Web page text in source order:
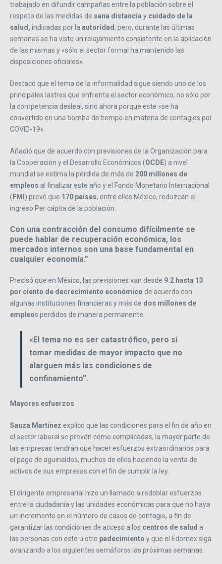
trabajado en difundir campañas entre la población sobre el
respeto de las medidas de sana distancia y cuidado de la
salud, indicadas por la autoridad; pero, durante las últimas
semanas se ha visto un relajamiento consistente en la aplicación
de las mismas y «sólo el sector formal ha mantenido las
disposiciones oficiales».
Destacó que el tema de la informalidad sigue siendo uno de los
principales lastres que enfrenta el sector económico, no sólo por
la competencia desleal, sino ahora porque este «se ha
convertido en una bomba de tiempo en materia de contagios por
COVID-19».
Añadió que de acuerdo con previsiones de la Organización para
la Cooperación y el Desarrollo Económicos (OCDE) a nivel
mundial se estima la pérdida de más de 200 millones de
empleos al finalizar este año y el Fondo Monetario Internacional
( FMI ) prevé que 170 países, entre ellos México, reduzcan el
ingreso Per cápita de la población.
Con una contracción del consumo difícilmente se
puede hablar de recuperación económica, los
mercados internos son una base fundamental en
cualquier economía.”
Precisó que en México, las previsiones van desde 9.2 hasta 13
por ciento de decrecimiento económico de acuerdo con
algunas instituciones financieras y más de dos millones de
empleos perdidos de manera permanente.
«El tema no es ser catastrófico, pero si
tomar medidas de mayor impacto que no
alarguen más las condiciones de
confinamiento”.
Mayores esfuerzos
Sauza Martínez explicó que las condiciones para el fin de año en
el sector laboral se prevén como complicadas, la mayor parte de
las empresas tendrán que hacer esfuerzos extraordinarios para
el pago de aguinaldos, muchos de ellos haciendo la venta de
activos de sus empresas con el fin de cumplir la ley.
El dirigente empresarial hizo un llamado a redoblar esfuerzos
entre la ciudadanía y las unidades económicas para que no haya
un incremento en el número de casos de contagio, a fin de
garantizar las condiciones de acceso a los centros de salud a
las personas con este u otro padecimiento y que el Edomex siga
avanzando a los siguientes semáforos las próximas semanas.